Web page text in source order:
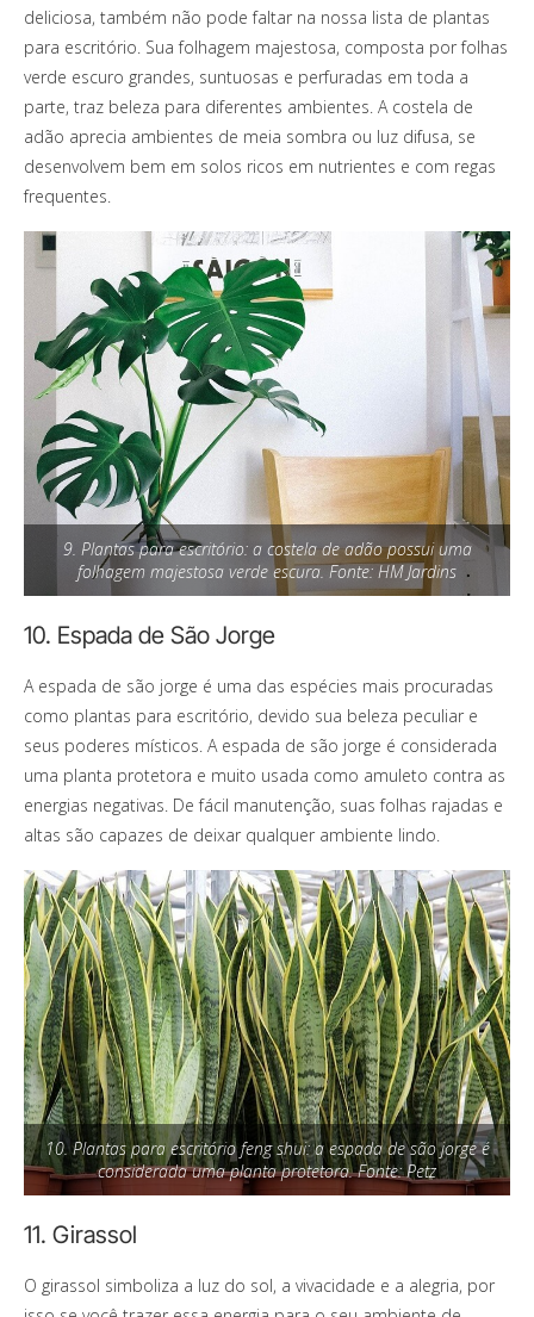
deliciosa, também não pode faltar na nossa lista de plantas
para escritório. Sua folhagem majestosa, composta por folhas
verde escuro grandes, suntuosas e perfuradas em toda a
parte, traz beleza para diferentes ambientes. A costela de
adão aprecia ambientes de meia sombra ou luz difusa, se
desenvolvem bem em solos ricos em nutrientes e com regas
frequentes.
9. Plantas para escritório: a costela de adão possui uma
folhagem majestosa verde escura. Fonte: HM Jardins
10. Espada de São Jorge
A espada de são jorge é uma das espécies mais procuradas
como plantas para escritório, devido sua beleza peculiar e
seus poderes místicos. A espada de são jorge é considerada
uma planta protetora e muito usada como amuleto contra as
energias negativas. De fácil manutenção, suas folhas rajadas e
altas são capazes de deixar qualquer ambiente lindo.
10. Plantas para escritório feng shui: a espada de são jorge é
considerada uma planta protetora. Fonte: Petz
11. Girassol
O girassol simboliza a luz do sol, a vivacidade e a alegria, por